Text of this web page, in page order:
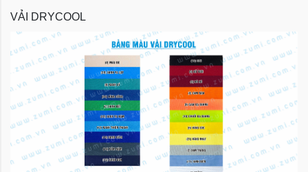
VẢI DRYCOOL